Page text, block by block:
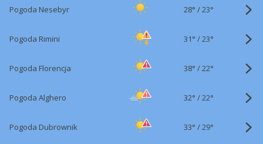
Pogoda Nesebyr 28° /23°
Pogoda Rimini 31° /23°
Pogoda Florencja 38° /22°
Pogoda Alghero 32° /22°
Pogoda Dubrownik 33° /29°